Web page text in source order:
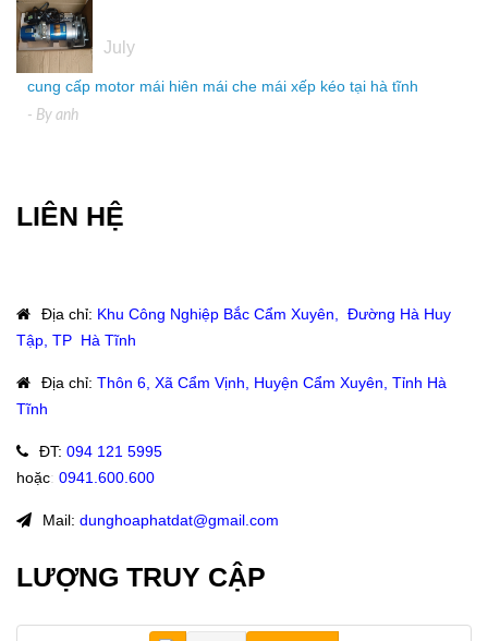
July
cung cấp motor mái hiên mái che mái xếp kéo tại hà tĩnh
- By anh
LIÊN HỆ
Địa chỉ: Khu Công Nghiệp Bắc Cẩm Xuyên, Đường Hà Huy
Tập, TP Hà Tĩnh
Địa chỉ: Thôn 6, Xã Cẩm Vịnh, Huyện Cẩm Xuyên, Tỉnh Hà
Tĩnh
ĐT: 094 121 5995
hoặc: 0941.600.600
Mail: dunghoaphatdat@gmail.com
LƯỢNG TRUY CẬP